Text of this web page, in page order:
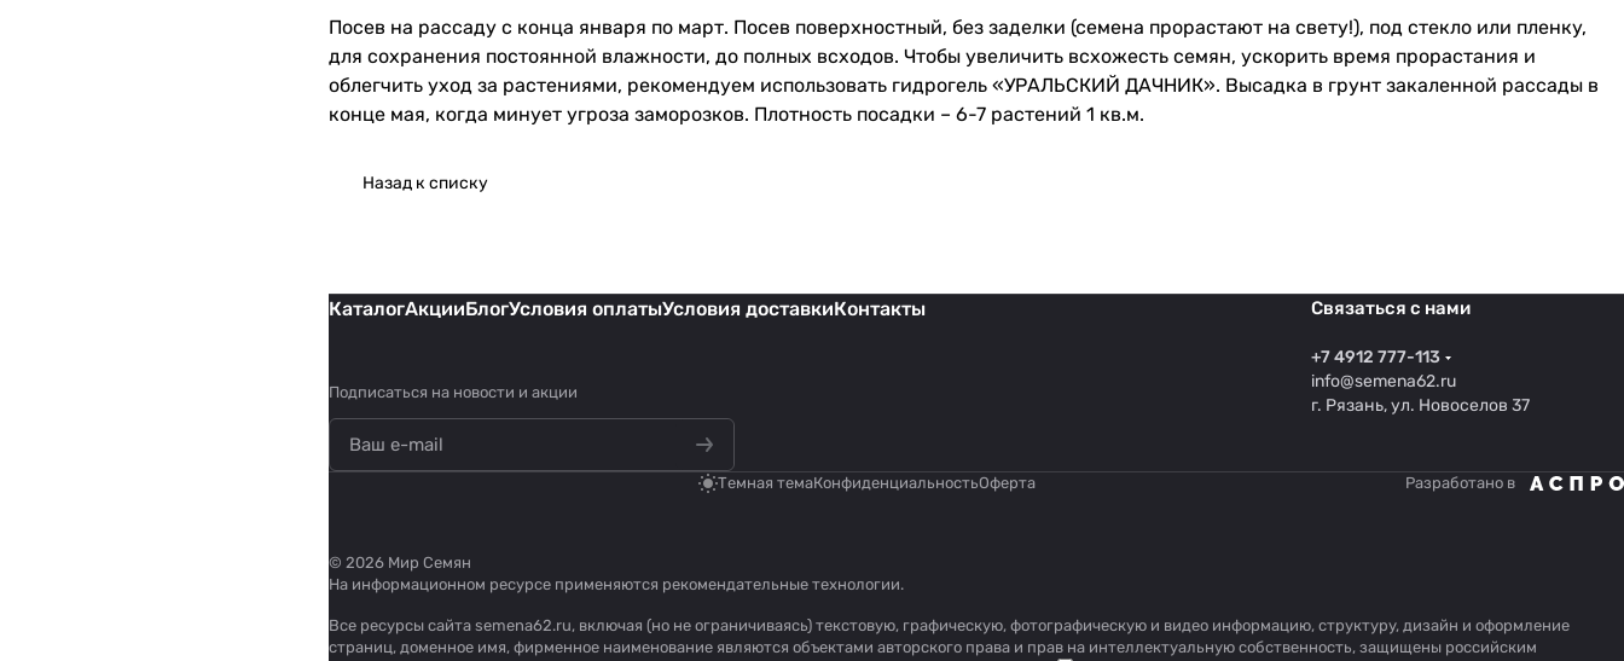
Посев на рассаду с конца января по март. Посев поверхностный, без заделки (семена прорастают на свету!), под стекло или пленку,
для сохранения постоянной влажности, до полных всходов. Чтобы увеличить всхожесть семян, ускорить время прорастания и
облегчить уход за растениями, рекомендуем использовать гидрогель «УРАЛЬСКИЙ ДАЧНИК». Высадка в грунт закаленной рассады в
конце мая, когда минует угроза заморозков. Плотность посадки – 6-7 растений 1 кв.м.
Назад к списку
КаталогАкцииБлогУсловия оплатыУсловия доставкиКонтакты
Подписаться на новости и акции
Связаться с нами
+7 4912 777-113
info@semena62.ru
г. Рязань, ул. Новоселов 37
Темная темаКонфиденциальностьОферта Разработано в
© 2026 Мир Семян
На информационном ресурсе применяются рекомендательные технологии.
Все ресурсы сайта semena62.ru, включая (но не ограничиваясь) текстовую, графическую, фотографическую и видео информацию, структуру, дизайн и оформление
страниц, доменное имя, фирменное наименование являются объектами авторского права и прав на интеллектуальную собственность, защищены российским